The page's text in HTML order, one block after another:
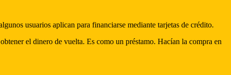
usuarios aplican para financiarse mediante tarjetas de crédito.
el dinero de vuelta. Es como un préstamo. Hacían la compra en